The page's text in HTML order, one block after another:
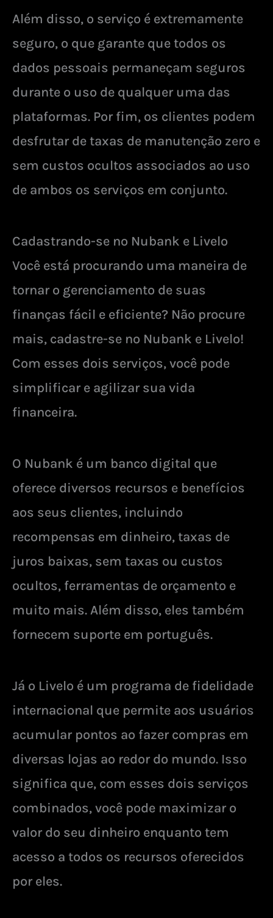
Além disso, o serviço é extremamente
seguro, o que garante que todos os
dados pessoais permaneçam seguros
durante o uso de qualquer uma das
plataformas. Por fim, os clientes podem
desfrutar de taxas de manutenção zero e
sem custos ocultos associados ao uso
de ambos os serviços em conjunto.
Cadastrando-se no Nubank e Livelo
Você está procurando uma maneira de
tornar o gerenciamento de suas
finanças fácil e eficiente? Não procure
mais, cadastre-se no Nubank e Livelo!
Com esses dois serviços, você pode
simplificar e agilizar sua vida
financeira.
O Nubank é um banco digital que
oferece diversos recursos e benefícios
aos seus clientes, incluindo
recompensas em dinheiro, taxas de
juros baixas, sem taxas ou custos
ocultos, ferramentas de orçamento e
muito mais. Além disso, eles também
fornecem suporte em português.
Já o Livelo é um programa de fidelidade
internacional que permite aos usuários
acumular pontos ao fazer compras em
diversas lojas ao redor do mundo. Isso
significa que, com esses dois serviços
combinados, você pode maximizar o
valor do seu dinheiro enquanto tem
acesso a todos os recursos oferecidos
por eles.